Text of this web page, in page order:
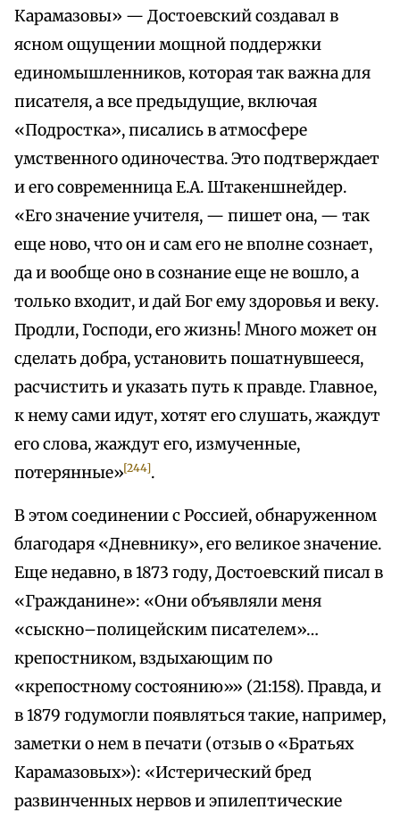
Карамазовы» — Достоевский создавал в
ясном ощущении мощной поддержки
единомышленников, которая так важна для
писателя, а все предыдущие, включая
«Подростка», писались в атмосфере
умственного одиночества. Это подтверждает
и его современница Е.А. Штакеншнейдер.
«Его значение учителя, — пишет она, — так
еще ново, что он и сам его не вполне сознает,
да и вообще оно в сознание еще не вошло, а
только входит, и дай Бог ему здоровья и веку.
Продли, Господи, его жизнь! Много может он
сделать добра, установить пошатнувшееся,
расчистить и указать путь к правде. Главное,
к нему сами идут, хотят его слушать, жаждут
его слова, жаждут его, измученные,
потерянные»[244].
В этом соединении с Россией, обнаруженном
благодаря «Дневнику», его великое значение.
Еще недавно, в 1873 году, Достоевский писал в
«Гражданине»: «Они объявляли меня
«сыскно–полицейским писателем»…
крепостником, вздыхающим по
«крепостному состоянию»» (21:158). Правда, и
в 1879 годумогли появляться такие, например,
заметки о нем в печати (отзыв о «Братьях
Карамазовых»): «Истерический бред
развинченных нервов и эпилептические